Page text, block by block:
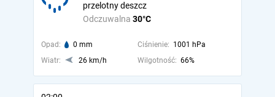
Odczuwalna 30°C
przelotny deszcz
Opad: 0 mm Ciśnienie: 1001 hPa
Wiatr:
26 km/h Wilgotność: 66%